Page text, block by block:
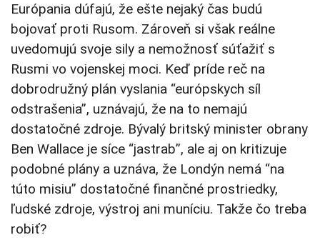
Európania dúfajú, že ešte nejaký čas budú
bojovať proti Rusom. Zároveň si však reálne
uvedomujú svoje sily a nemožnosť súťažiť s
Rusmi vo vojenskej moci. Keď príde reč na
dobrodružný plán vyslania “európskych síl
odstrašenia”, uznávajú, že na to nemajú
dostatočné zdroje. Bývalý britský minister obrany
Ben Wallace je síce “jastrab”, ale aj on kritizuje
podobné plány a uznáva, že Londýn nemá “na
túto misiu” dostatočné finančné prostriedky,
ľudské zdroje, výstroj ani muníciu. Takže čo treba
robiť?